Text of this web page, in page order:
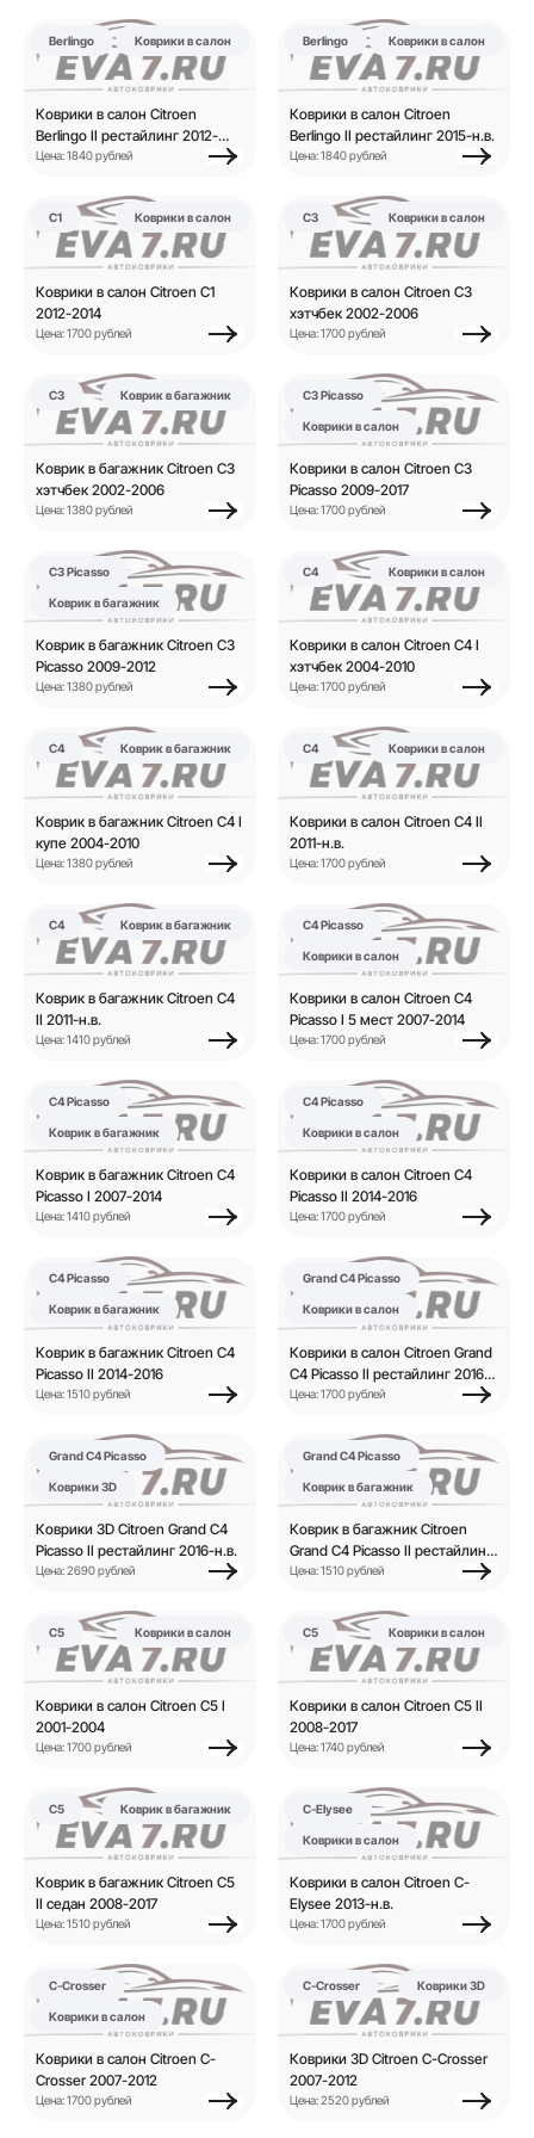
Berlingo Коврики в салон
Коврики в салон Citroen
Berlingo II рестайлинг 2012-
2015
Цена: 1840 рублей
Berlingo Коврики в салон
Коврики в салон Citroen
Berlingo II рестайлинг 2015-н.в.
Цена: 1840 рублей
C1 Коврики в салон
Коврики в салон Citroen C1
2012-2014
Цена: 1700 рублей
C3 Коврики в салон
Коврики в салон Citroen C3
хэтчбек 2002-2006
Цена: 1700 рублей
C3 Коврик в багажник
Коврик в багажник Citroen C3
хэтчбек 2002-2006
Цена: 1380 рублей
C3 Picasso
Коврики в салон
Коврики в салон Citroen C3
Picasso 2009-2017
Цена: 1700 рублей
C3 Picasso
Коврик в багажник
Коврик в багажник Citroen C3
Picasso 2009-2012
Цена: 1380 рублей
C4 Коврики в салон
Коврики в салон Citroen C4 I
хэтчбек 2004-2010
Цена: 1700 рублей
C4 Коврик в багажник
Коврик в багажник Citroen C4 I
купе 2004-2010
Цена: 1380 рублей
C4 Коврики в салон
Коврики в салон Citroen C4 II
2011-н.в.
Цена: 1700 рублей
C4 Коврик в багажник
Коврик в багажник Citroen C4
II 2011-н.в.
Цена: 1410 рублей
C4 Picasso
Коврики в салон
Коврики в салон Citroen C4
Picasso I 5 мест 2007-2014
Цена: 1700 рублей
C4 Picasso
Коврик в багажник
Коврик в багажник Citroen C4
Picasso I 2007-2014
Цена: 1410 рублей
C4 Picasso
Коврики в салон
Коврики в салон Citroen C4
Picasso II 2014-2016
Цена: 1700 рублей
C4 Picasso
Коврик в багажник
Коврик в багажник Citroen C4
Picasso II 2014-2016
Цена: 1510 рублей
Grand C4 Picasso
Коврики в салон
Коврики в салон Citroen Grand
C4 Picasso II рестайлинг 2016-
н.в.
Цена: 1700 рублей
Grand C4 Picasso
Коврики 3D
Коврики 3D Citroen Grand C4
Picasso II рестайлинг 2016-н.в.
Цена: 2690 рублей
Grand C4 Picasso
Коврик в багажник
Коврик в багажник Citroen
Grand C4 Picasso II рестайлинг
2016-н.в.
Цена: 1510 рублей
C5 Коврики в салон
Коврики в салон Citroen C5 I
2001-2004
Цена: 1700 рублей
C5 Коврики в салон
Коврики в салон Citroen C5 II
2008-2017
Цена: 1740 рублей
C5 Коврик в багажник
Коврик в багажник Citroen C5
II седан 2008-2017
Цена: 1510 рублей
C-Elysee
Коврики в салон
Коврики в салон Citroen C-
Elysee 2013-н.в.
Цена: 1700 рублей
C-Crosser
Коврики в салон
Коврики в салон Citroen C-
Crosser 2007-2012
Цена: 1700 рублей
C-Crosser Коврики 3D
Коврики 3D Citroen C-Crosser
2007-2012
Цена: 2520 рублей